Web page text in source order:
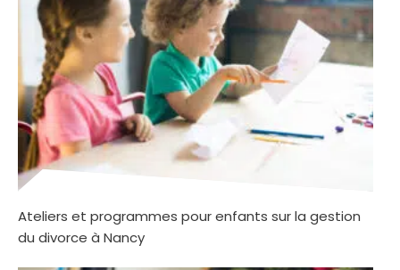
Ateliers et programmes pour enfants sur la gestion
du divorce à Nancy